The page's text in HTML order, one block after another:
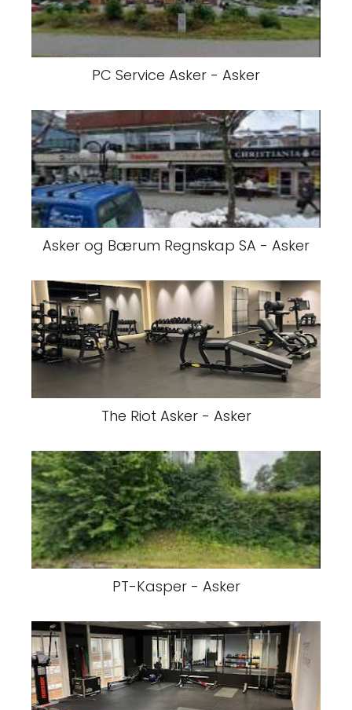
PC Service Asker - Asker
Asker og Bærum Regnskap SA - Asker
The Riot Asker - Asker
PT-Kasper - Asker